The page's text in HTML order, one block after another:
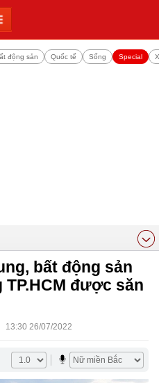
động sản Quốc tế Sống Special
bất động sản
được săn
13:30 26/07/2022